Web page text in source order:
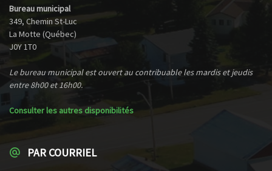
Bureau municipal
349, Chemin St-Luc
La Motte (Québec)
J0Y 1T0
Le bureau municipal est ouvert au contribuable les mardis et jeudis
entre 8h00 et 16h00.
Consulter les autres disponibilités
PAR COURRIEL